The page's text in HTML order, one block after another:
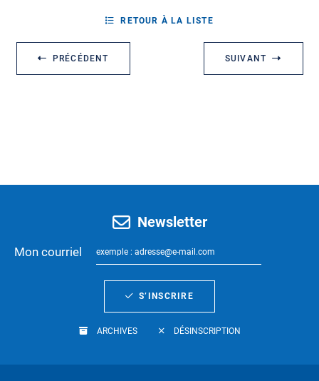
PRÉCÉDENT
RETOUR À LA LISTE
SUIVANT
Newsletter
Mon courriel
S’INSCRIRE
ARCHIVES DÉSINSCRIPTION